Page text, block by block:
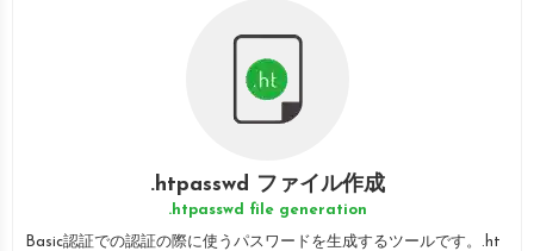
.htpasswd ファイル作成
.htpasswd file generation
Basic認証での認証の際に使うパスワードを生成するツールです。.ht